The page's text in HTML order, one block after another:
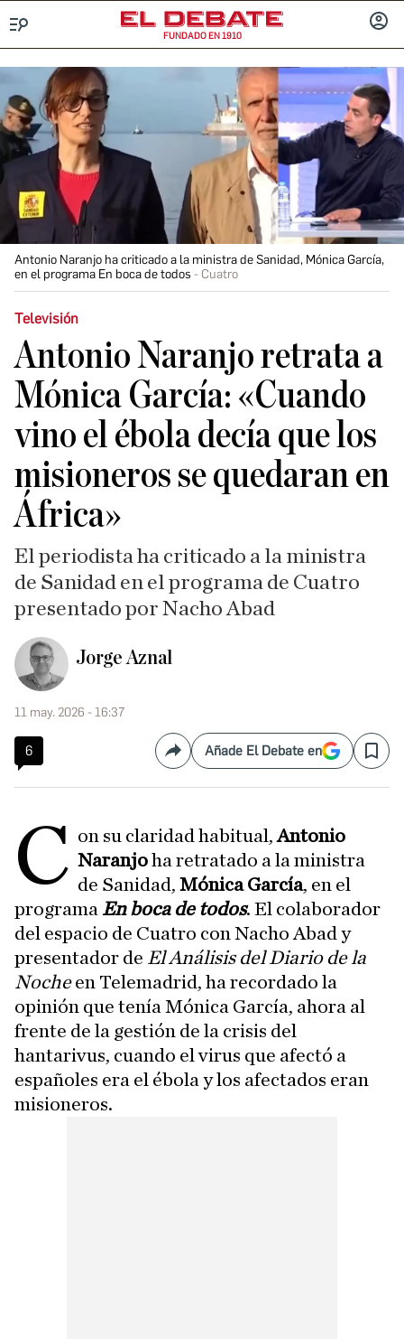
FUNDADO EN 1910
Antonio Naranjo ha criticado a la ministra de Sanidad, Mónica García,
en el programa En boca de todos
Cuatro
Televisión
Antonio Naranjo retrata a
Mónica García: «Cuando
vino el ébola decía que los
misioneros se quedaran en
África»
El periodista ha criticado a la ministra
de Sanidad en el programa de Cuatro
presentado por Nacho Abad
Jorge Aznal
11 may. 2026 - 16:37
6 CompartirAñade El Debate en Save
C on su claridad habitual,Antonio
Naranjoha retratado a la ministra
de Sanidad,Mónica García, en el
programa En boca de todos. El colaborador
del espacio de Cuatro con Nacho Abad y
presentador de El Análisis del Diario de la
Nocheen Telemadrid, ha recordado la
opinión que tenía Mónica García, ahora al
frente de la gestión de la crisis del
hantarivus, cuando el virus que afectó a
españoles era el ébola y los afectados eran
misioneros.